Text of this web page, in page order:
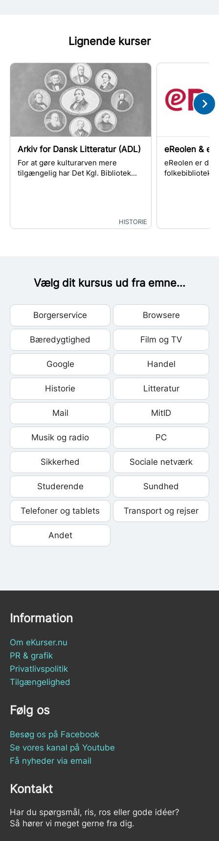
Lignende kurser
Arkiv for Dansk Litteratur (ADL)
For at gøre kulturarven mere
tilgængelig har Det Kgl. Bibliotek...
HISTORIE
eReolen &
eReolen er det
folkebibliotek.
Vælg dit kursus ud fra emne...
Borgerservice Browsere
Bæredygtighed Film og TV
Google Handel
Historie Litteratur
Mail MitID
Musik og radio PC
Sikkerhed Sociale netværk
Studerende Sundhed
Telefoner og tablets Transport og rejser
Andet
Information
Om eKurser.nu
PR & grafik
Privatlivspolitik
Tilgængelighed
Følg os
Besøg os på Facebook
Se vores kanal på Youtube
Få nyheder via email
Kontakt
Har du spørgsmål, ris, ros eller gode idéer?
Så hører vi meget gerne fra dig.